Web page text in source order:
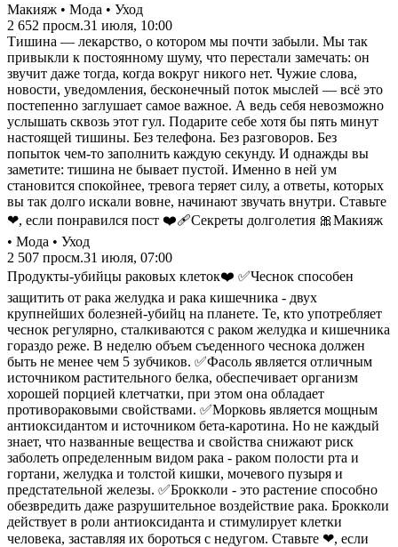
Макияж • Мода • Уход
2 652 просм.31 июля, 10:00
Тишина — лекарство, о котором мы почти забыли. Мы так
привыкли к постоянному шуму, что перестали замечать: он
звучит даже тогда, когда вокруг никого нет. Чужие слова,
новости, уведомления, бесконечный поток мыслей — всё это
постепенно заглушает самое важное. А ведь себя невозможно
услышать сквозь этот гул. Подарите себе хотя бы пять минут
настоящей тишины. Без телефона. Без разговоров. Без
попыток чем-то заполнить каждую секунду. И однажды вы
заметите: тишина не бывает пустой. Именно в ней ум
становится спокойнее, тревога теряет силу, а ответы, которых
вы так долго искали вовне, начинают звучать внутри. Ставьте
❤, если понравился пост ❤️‍🩹Секреты долголетия 🎀Макияж
• Мода • Уход
2 507 просм.31 июля, 07:00
Продукты-убийцы раковых клеток❤️ ✅Чеснок способен
защитить от рака желудка и рака кишечника - двух
крупнейших болезней-убийц на планете. Те, кто употребляет
чеснок регулярно, сталкиваются с раком желудка и кишечника
гораздо реже. В неделю объем съеденного чеснока должен
быть не менее чем 5 зубчиков. ✅Фасоль является отличным
источником растительного белка, обеспечивает организм
хорошей порцией клетчатки, при этом она обладает
противораковыми свойствами. ✅Морковь является мощным
антиоксидантом и источником бета-каротина. Но не каждый
знает, что названные вещества и свойства снижают риск
заболеть определенным видом рака - раком полости рта и
гортани, желудка и толстой кишки, мочевого пузыря и
предстательной железы. ✅Брокколи - это растение способно
обезвредить даже разрушительное воздействие рака. Брокколи
действует в роли антиоксиданта и стимулирует клетки
человека, заставляя их бороться с недугом. Ставьте ❤, если